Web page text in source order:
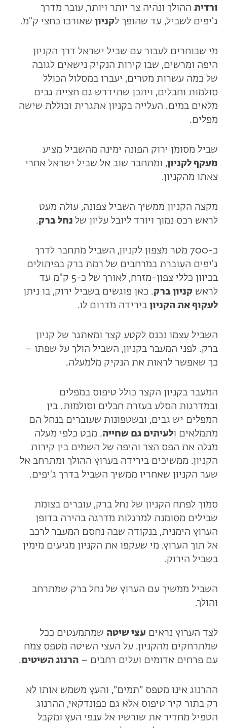
ורדית ההולך ונהיה צר יותר ויותר, עובר מדרך
ג'יפים לשביל, עד שהופך לקניון שאורכו כחצי ק"מ.
מי שבוחרים לעבור עם שביל ישראל דרך הקניון
היפה ומרשים, שבו קירות הנקיק נישאים לגובה
של כמה עשרות מטרים, יעברו במסלול הכולל
סולמות וחבלים, ויתכן שתידרש גם חציית גבים
מלאים במים. העלייה בקניון אתגרית וכוללת שישה
מפלים.
שביל מסומן ירוק הפונה ימינה מהשביל מציע
מעקף לקניון, ומתחבר שוב אל שביל ישראל אחרי
צאתו מהקניון.
מקצה הקניון ממשיך השביל צפונה, עולה מעט
לראש רכס נמוך ויורד ליובל עליון של נחל ברק.
כ-700 מטר מצפון לקניון, השביל מתחבר לדרך
ג'יפים העוברת במרחבים של רמת ברק בפיתולים
בכיוון כללי צפון-מזרח, לאורך של כ-5 ק"מ עד
לראש קניון ברק. כאן פוגשים בשביל ירוק, בו ניתן
לעקוף את הקניון בירידה מדרום לו.
השביל עצמו נכנס לקטע קצר ומאתגר של קניון
ברק. לפני המעבר בקניון, השביל הולך על שפתו –
כך שאפשר לראות את הנקיק מלמעלה.
המעבר בקניון הקצר כולל טיפוס במפלים
ובמדרגות הסלע בעזרת חבלים וסולמות. בין
המפלים יש גבים, ובשטפונות שעוברים בנחל הם
מתמלאים ולעיתים גם שחייה. מבט כלפי מעלה
מגלה את הפס הצר והיפה של השמים בין קירות
הקניון. ממשיכים בירידה בערוץ ההולך ומתרחב אל
שער הקניון שאחריו ממשיך השביל בדרך ג'יפים.
סמוך לפתח הקניון של נחל ברק, עוברים בצומת
שבילים מסומנת למרגלות מדרגה בהירה בדופן
הערוץ הימנית, בנקודה שבה נחסם המעבר לרכב
אל תוך הערוץ. מי שעקפו את הקניון מגיעים מימין
בשביל הירוק.
השביל ממשיך עם הערוץ של נחל ברק שמתרחב
והולך.
לצד הערוץ נראים עצי שיטה שמתמעטים ככל
שמתרחקים מהקניון. על העצי השיטה מטפס צמח
עם פרחים אדומים ועלים רחבים –הרנוג השיטים.
ההרנוג אינו מטפס ״תמים״, והעץ משמש אותו לא
רק בתור קיר טיפוס אלא גם כפונדקאי, ההרנוג
הטפיל מחדיר את שורשיו אל ענפי העץ ומקבל